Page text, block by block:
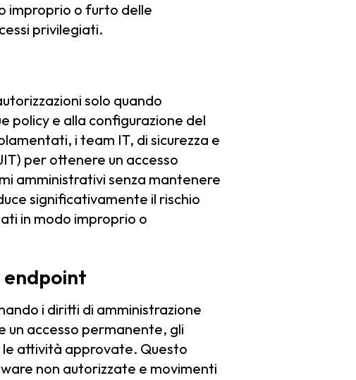
improprio o furto delle
privilegiati.
solo quando
policy e alla configurazione del
i team IT, di sicurezza e
per ottenere un accesso
amministrativi senza mantenere
significativamente il rischio
in modo improprio o
endpoint
i diritti di amministrazione
un accesso permanente, gli
attività approvate. Questo
non autorizzate e movimenti